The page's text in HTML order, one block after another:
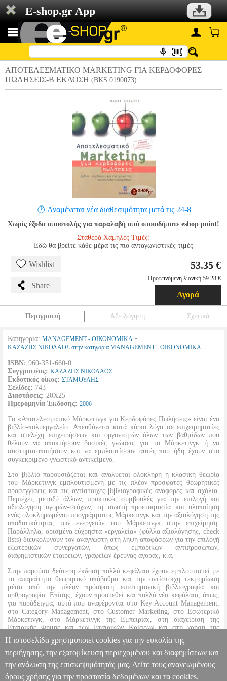
E-shop.gr App
ΑΠΟΤΕΛΕΣΜΑΤΙΚΟ MARKETING ΓΙΑ ΚΕΡΔΟΦΟΡΕΣ
ΠΩΛΗΣΕΙΣ-Β ΕΚΔΟΣΗ (BKS.0190073)
Αναμένεται νέα διαθεσιμότητα μετά τις 24-8
Χωρίς έξοδα αποστολής για παραλαβή από οποιοδήποτε eshop point!
Σταθερά Χαμηλές Τιμές!
Εδώ θα βρείτε κάθε μέρα τις πιο ανταγωνιστικές τιμές
Wishlist
Share
53.35 €
Προτεινόμενη λιανική 59.28 €
Αγορά
Περιγραφή Αξιολόγηση Σχετικά
Κατηγορία: MANAGEMENT - ΟΙΚΟΝΟΜΙΚΑ •
ΚΑΖΑΖΗΣ ΝΙΚΟΛΑΟΣ στην κατηγορία MANAGEMENT - ΟΙΚΟΝΟΜΙΚΑ
ISBN: 960-351-660-0
Συγγραφέας: ΚΑΖΑΖΗΣ ΝΙΚΟΛΑΟΣ
Εκδοτικός οίκος: ΣΤΑΜΟΥΛΗΣ
Σελίδες: 743
Διαστάσεις: 20Χ25
Ημερομηνία Έκδοσης: 2006
Το «Αποτελεσματικό Μάρκετινγκ για Κερδοφόρες Πωλήσεις» είναι ένα
βιβλίο-πολυεργαλείο. Απευθύνεται κατά κύριο λόγο σε επιχειρηματίες
και στελέχη επιχειρήσεων και οργανισμών όλων των βαθμίδων που
θέλουν να αποκτήσουν βασικές γνώσεις για το Μάρκετινγκ ή να
συστηματοποιήσουν και να εμπλουτίσουν αυτές που ήδη έχουν στο
συγκεκριμένο γνωστικό αντικείμενο.
Στο βιβλίο παρουσιάζεται και αναλύεται ολόκληρη η κλασική θεωρία
του Μάρκετινγκ εμπλουτισμένη με τις πλέον πρόσφατες θεωρητικές
προσεγγίσεις και τις αντίστοιχες βιβλιογραφικές αναφορές και σχόλια.
Περιέχει, μεταξύ άλλων, πρακτικές συμβουλές για την επιλογή και
αξιολόγηση αγορών-στόχων, τη σωστή προετοιμασία και υλοποίηση
ενός ολοκληρωμένου προγράμματος Μάρκετινγκ και την αξιολόγηση της
αποδοτικότητας των ενεργειών του Μάρκετινγκ στην επιχείρηση.
Παράλληλα, ορισμένα εύχρηστα «εργαλεία» (φύλλα αξιολόγησης, check
lists) διευκολύνουν τον αναγνώστη στη λήψη αποφάσεων για την επιλογή
εξωτερικών συνεργατών, όπως εμπορικών αντιπροσώπων,
διαφημιστικών εταιρειών, γραφείων έρευνας αγοράς, κ.ά.
Στην παρούσα δεύτερη έκδοση πολλά κεφάλαια έχουν εμπλουτιστεί με
το απαραίτητο θεωρητικό υπόβαθρο και την αντίστοιχη τεκμηρίωση
μέσα από την πλέον πρόσφατη επιστημονική βιβλιογραφία και
αρθρογραφία. Επίσης, έχουν προστεθεί και πολλά νέα κεφάλαια, όπως,
για παράδειγμα, αυτά που αναφέρονται στο Key Account Management,
στο Category Management, στο Customer Marketing, στο Εσωτερικό
Μάρκετινγκ, στο Μάρκετινγκ της Εμπειρίας, στη διαχείριση της
Εταιρικής Φήμης και των Εταιρικών Κρίσεων και στη χρήση της
«Balance Scorecard» στο πεδίο του Μάρκετινγκ και πολλά άλλα,
καθιστώντας το βιβλίο πηγή ολοκληρωμένης γνώσης και πληροφόρησης.
ΑΠΟΤΕΛΕΣΜΑΤΙΚΟ MARKETING ΓΙΑ ΚΕΡΔΟΦΟΡΕΣ
ΠΩΛΗΣΕΙΣ-Β ΕΚΔΟΣΗ BKS.0190073 BKS.0190073 ΚΑΖΑΖΗΣ
Η ιστοσελίδα χρησιμοποιεί cookies για την ευκολία της
περιήγησης, την εξατομίκευση περιεχομένου και διαφημίσεων και
την ανάλυση της επισκεψιμότητάς μας. Δείτε τους ανανεωμένους
όρους χρήσης για την προστασία δεδομένων και τα cookies.